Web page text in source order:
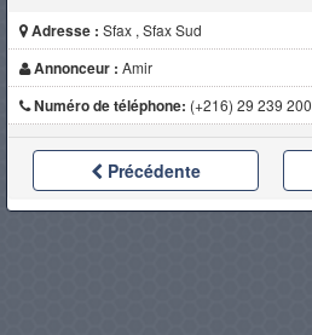
Adresse : Sfax , Sfax Sud
Annonceur : Amir
Numéro de téléphone: (+216) 29 239 200
Précédente